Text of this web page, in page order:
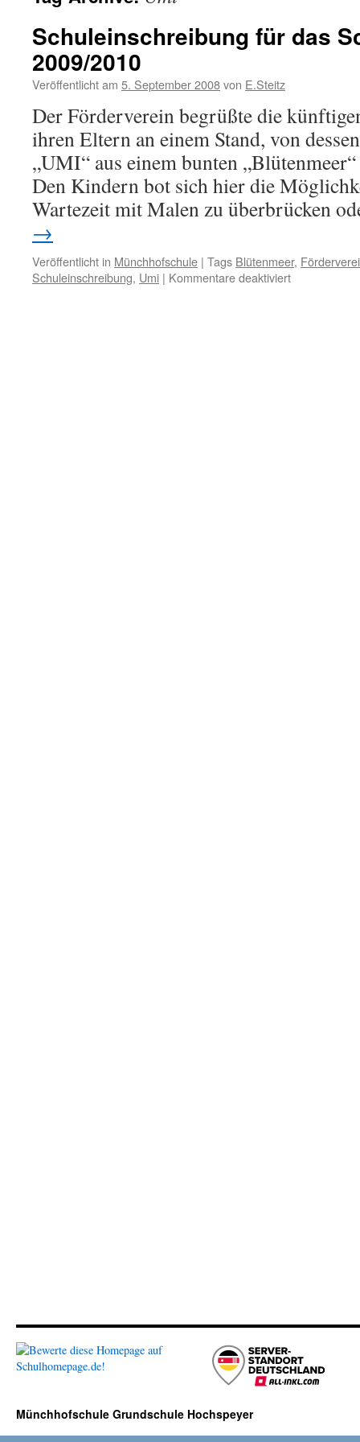
Schuleinschreibung für das
2009/2010
Veröffentlicht am 5. September 2008von E.Steitz
Der Förderverein begrüßte die
ihren Eltern an einem Stand, von
„UMI“ aus einem bunten
Den Kindern bot sich hier die
Wartezeit mit Malen zu überbrücken
→
Veröffentlicht in Münchhofschule | Tags Blütenmeer,
Schuleinschreibung, Umi | Kommentare deaktiviertfür
Münchhofschule Grundschule Hochspeyer